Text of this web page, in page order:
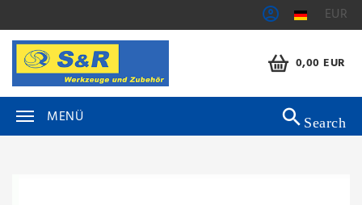
EUR
0,00 EUR
MENÜ Search